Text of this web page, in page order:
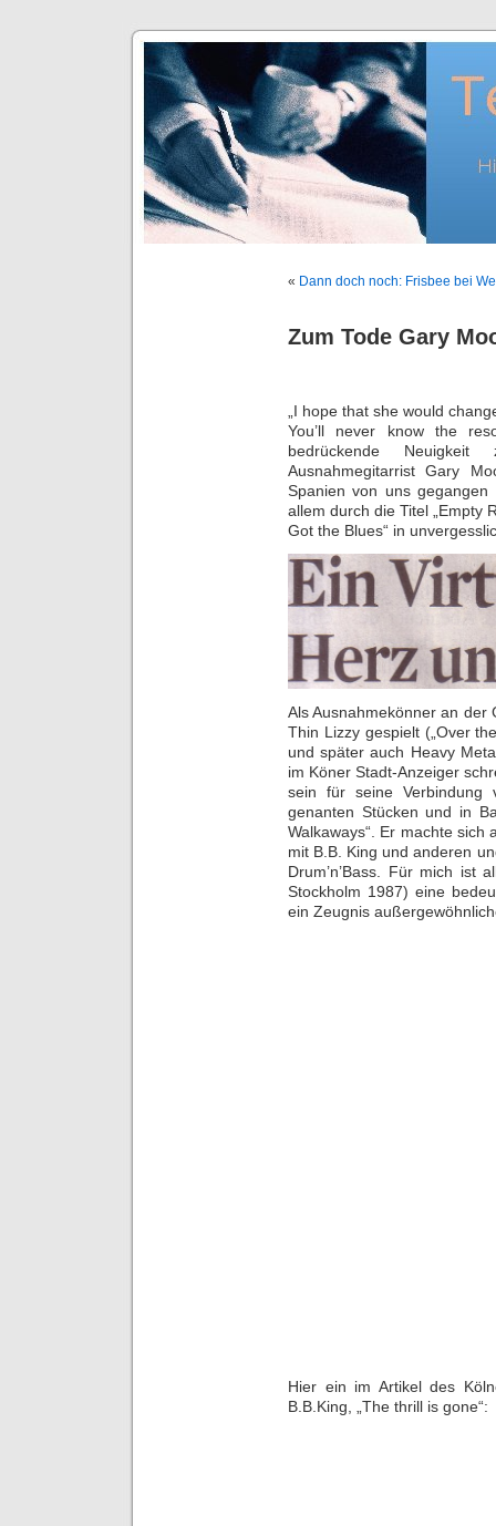
« Dann doch noch: Frisbee bei
Zum Tode Gary
„I hope that she would
You’ll never know the
bedrückende
Ausnahmegitarrist Gary
Spanien von uns
allem durch die Titel „Empty
Got the Blues“ in
Als Ausnahmekönner an
Thin Lizzy gespielt („Over
und später auch Heavy
im Köner Stadt-Anzeiger
sein für seine
genanten Stücken und in
Walkaways“. Er machte
mit B.B. King und anderen
Drum’n’Bass. Für mich ist
Stockholm 1987) eine
ein Zeugnis
Hier ein im Artikel des
B.B.King, „The thrill is gone“: